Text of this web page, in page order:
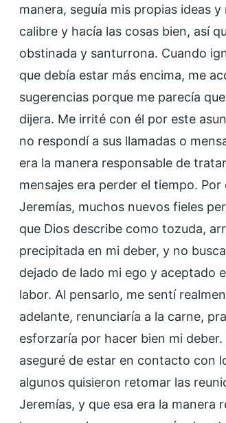
manera, seguía mis propias ideas
calibre y hacía las cosas bien, así
obstinada y santurrona. Cuando
que debía estar más encima, me
sugerencias porque me parecía
dijera. Me irrité con él por este
no respondí a sus llamadas o
era la manera responsable de
mensajes era perder el tiempo.
Jeremías, muchos nuevos fieles
que Dios describe como tozuda,
precipitada en mi deber, y no
dejado de lado mi ego y aceptado
labor. Al pensarlo, me sentí
adelante, renunciaría a la carne,
esforzaría por hacer bien mi
aseguré de estar en contacto con
algunos quisieron retomar las
Jeremías, y que esa era la manera